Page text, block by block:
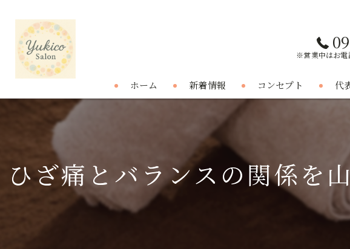
※営業中はお電
ホーム 新着情報 コンセプト 代
ひざ痛とバランスの関係を